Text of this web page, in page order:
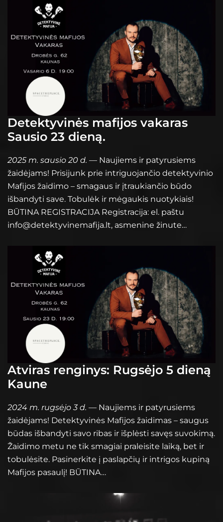
Detektyvinės mafijos vakaras
Sausio 23 dieną.
2025 m. sausio 20 d. — Naujiems ir patyrusiems
žaidėjams! Prisijunk prie intriguojančio detektyvinio
Mafijos žaidimo – smagaus ir įtraukiančio būdo
išbandyti save. Tobulėk ir mėgaukis nuotykiais!
BŪTINA REGISTRACIJA Registracija: el. paštu
info@detektyvinemafija.lt, asmenine žinute…
Atviras renginys: Rugsėjo 5 dieną
Kaune
2024 m. rugsėjo 3 d. — Naujiems ir patyrusiems
žaidėjams! Detektyvinės Mafijos žaidimas – saugus
būdas išbandyti savo ribas ir išplėsti savęs suvokimą.
Žaidimo metu ne tik smagiai praleisite laiką, bet ir
tobulėsite. Pasinerkite į paslapčių ir intrigos kupiną
Mafijos pasaulį! BŪTINA…